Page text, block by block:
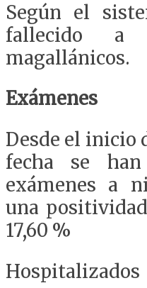
Según el
fallecido a
magallánicos.
Exámenes
Desde el inicio
fecha se han
exámenes a
una
17,60 %
Hospitalizados